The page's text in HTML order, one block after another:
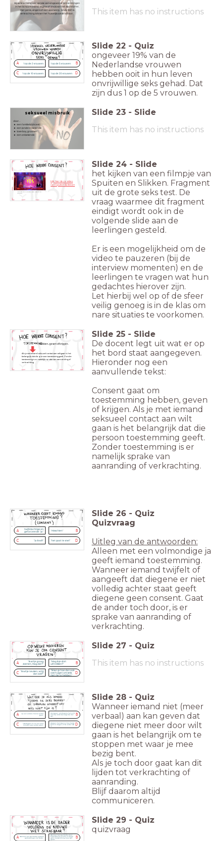
Bij verkrachting is er sprake van ongewenst binnendringen
in het lichaam (mond, vagina of anus) van het slachtoffer,
met penis, vingers of een voorwerp. Sinds 1991 is
verkrachting binnen het huwelijk ook strafbaar.
This item has no instructions
A 1 op de 2 vrouwen B
1 op de 5 vrouwen
C 1 op de 10 vrouwen D
1 op de 20 vrouwen
Slide 22 - Quiz
ongeveer 19% van de
Nederlandse vrouwen
hebben ooit in hun leven
onvrijwillige seks gehad. Dat
zijn dus 1 op de 5 vrouwen.
seksueel misbruik
door ..
een familielid (incest)
een (andere) bekende
loverboy, groomer
een onbekende
Slide 23 - Slide
This item has no instructions
Spuiten en Slikken, 2021, BBNVARA
± 2 min
kijk hier deze video
van Spuiten&Slikken
Slide 24 - Slide
het kijken van een filmpje van
Spuiten en Slikken. Fragment
uit de grote seks test. De
vraag waarmee dit fragment
eindigt wordt ook in de
volgende slide aan de
leerlingen gesteld.
Er is een mogelijkheid om de
video te pauzeren (bij de
interview momenten) en de
leerlingen te vragen wat hun
gedachtes hierover zijn.
Let hierbij wel op of de sfeer
veilig genoeg is in de klas om
nare situaties te voorkomen.
Als je met iemand seksueel contact aan wilt gaan is het
belangrijk dat die persoon toestemming geeft. Zonder
toestemming is er namelijk sprake van aanranding of
verkrachting.
hebben, geven of krijgen.
Slide 25 - Slide
De docent legt uit wat er op
het bord staat aangegeven.
Hieronder nog een
aanvullende tekst:
Consent gaat om
toestemming hebben, geven
of krijgen. Als je met iemand
seksueel contact aan wilt
gaan is het belangrijk dat die
persoon toestemming geeft.
Zonder toestemming is er
namelijk sprake van
aanranding of verkrachting.
A
twijfelachtige en
geforceerde "ja"
B
"misschien"
C "ja ik wil!" D
"het gaat te snel"
Slide 26 - Quiz
Quizvraag
Uitleg van de antwoorden:
Alleen met een volmondige ja
geeft iemand toestemming.
Wanneer iemand twijfelt of
aangeeft dat diegene er niet
volledig achter staat geeft
diegene geen consent. Gaat
de ander toch door, is er
sprake van aanranding of
verkrachting.
A
"Ik wil je graag
zoenen, mag dat?"
B
"Mag ik je shirt
uittrekken?"
C "Ik wil je neuken, wil jij
dat ook?"
D
"Ik kan je hoe dan ook
overtuigen om seks
met me te hebben"
Slide 27 - Quiz
This item has no instructions
A op een andere manier verder
gaan. B
doorgaan, als diegene het echt
niet fijn vindt dan zegt die het
wel
C niks zeggen en na een paar
minuten weer verder gaan. D
stoppen met waar je mee bezig
bent en vragen of de ander oké
is.
Slide 28 - Quiz
Wanneer iemand niet (meer
verbaal) aan kan geven dat
diegene niet meer door wilt
gaan is het belangrijk om te
stoppen met waar je mee
bezig bent.
Als je toch door gaat kan dit
lijden tot verkrachting of
aanranding.
Blijf daarom altijd
communiceren.
A Wanneer het slachtoffer geweld
gebruikt tegen de dader. B
Wanneer het slachtoffer door
bijvoorbeeld alcohol of drugs
geen toestemming meer kan
geven.
Slide 29 - Quiz
quizvraag